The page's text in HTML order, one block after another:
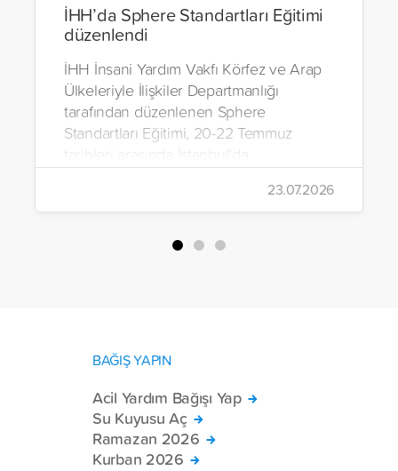
İHH’da Sphere Standartları Eğitimi
düzenlendi
İHH İnsani Yardım Vakfı Körfez ve Arap
Ülkeleriyle İlişkiler Departmanlığı
tarafından düzenlenen Sphere
Standartları Eğitimi, 20-22 Temmuz
gerçekleştirildi.
23.07.2026
BAĞIŞ YAPIN
Acil Yardım Bağışı Yap
Su Kuyusu Aç
Ramazan 2026
Kurban 2026